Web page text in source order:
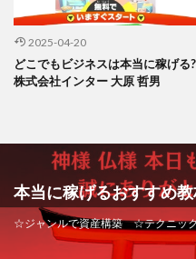
2025-04-20
どこでもビジネスは本当に稼げる?
株式会社インター 大原 哲男
本当に稼げるおすすめ
☆ジャンルで資産構築 ☆テクニッ